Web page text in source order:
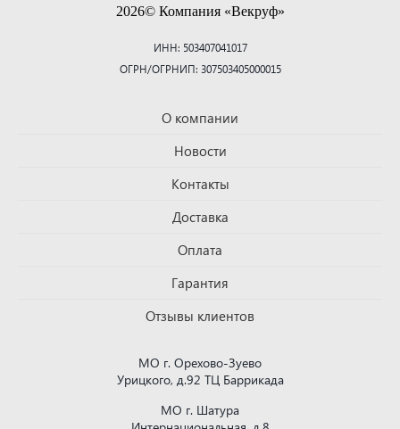
2026© Компания «Векруф»
ИНН: 503407041017
ОГРН/ОГРНИП: 307503405000015
О компании
Новости
Контакты
Доставка
Оплата
Гарантия
Отзывы клиентов
МО г. Орехово-Зуево
Урицкого, д.92 ТЦ Баррикада
МО г. Шатура